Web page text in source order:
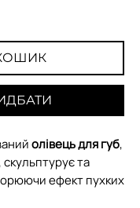
олівець для губ,
та
ефект пухких